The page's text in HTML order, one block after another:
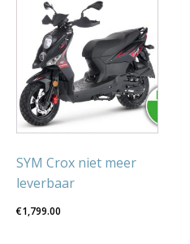
SYM Crox niet meer
leverbaar
€1,799.00
product
heeft
meerdere
variaties.
Deze
optie
gekozen
worden
op